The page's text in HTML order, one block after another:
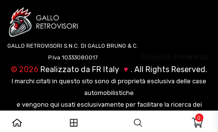
0
GALLO RETROVISORI S.N.C. DI GALLO BRUNO & C.
P.Iva 10333080017
© 2026 Realizzato da FR Italy ♥ . All Rights Reserved.
I marchi citati in questo sito sono di proprietà esclusiva delle case
automobilistiche
e vengono qui usati esclusivamente per facilitare la ricerca dei